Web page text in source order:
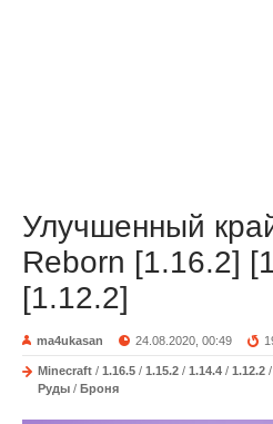
Улучшенный
Reborn [1.16.2]
[1.12.2]
ma4ukasan 24.08.2020, 00:49
Minecraft / 1.16.5 / 1.15.2 / 1.14.4 / 1.12.2 /
Руды / Броня